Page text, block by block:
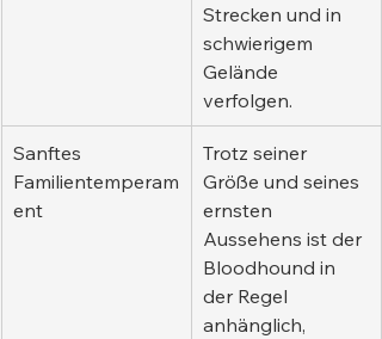
Strecken und in
schwierigem
Gelände
verfolgen.
Sanftes
Familientemperam
ent
Trotz seiner
Größe und seines
ernsten
Aussehens ist der
Bloodhound in
der Regel
anhänglich,